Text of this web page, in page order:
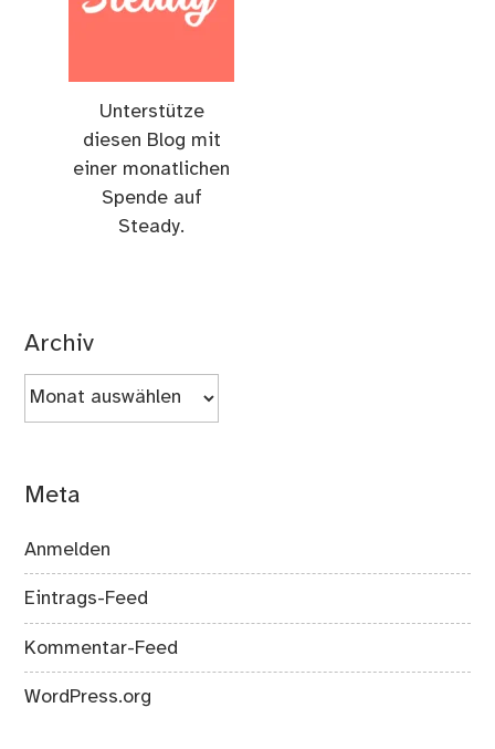
Unterstütze
diesen Blog mit
einer monatlichen
Spende auf
Steady.
Archiv
Archiv
Meta
Anmelden
Eintrags-Feed
Kommentar-Feed
WordPress.org